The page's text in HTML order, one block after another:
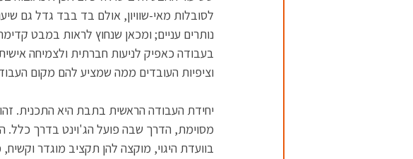
נותרים עניים; ומכאן שנחוץ לראות במבט
וציפיות העובדים ממה שמציע להם מקום העבודה
יחידת העבודה הראשית בתבת היא התכנית.
מסוימת, הדרך שבה פועל הג'וינט בדרך כלל.
בוועדת היגוי, מוקצה להן תקציב מוגדר וקשיח,